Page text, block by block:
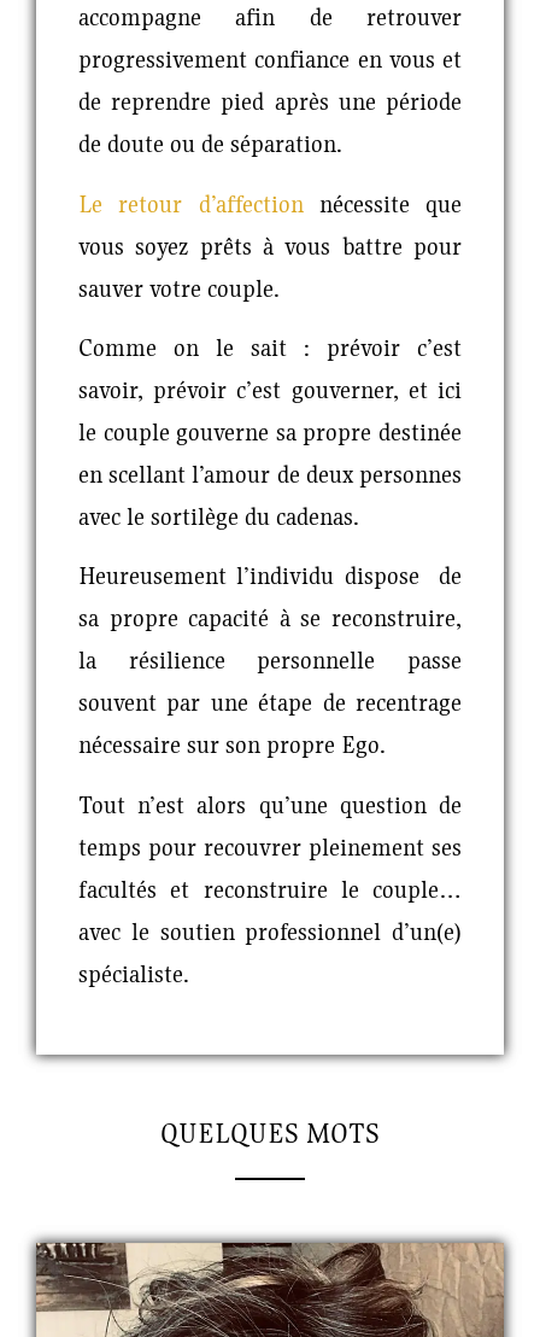
accompagne afin de retrouver
progressivement confiance en vous et
de reprendre pied après une période
de doute ou de séparation.
Le retour d’affectionnécessite que
vous soyez prêts à vous battre pour
sauver votre couple.
Comme on le sait : prévoir c’est
savoir, prévoir c’est gouverner, et ici
le couple gouverne sa propre destinée
en scellant l’amour de deux personnes
avec le sortilège du cadenas.
Heureusement l’individu dispose de
sa propre capacité à se reconstruire,
la résilience personnelle passe
souvent par une étape de recentrage
nécessaire sur son propre Ego.
Tout n’est alors qu’une question de
temps pour recouvrer pleinement ses
facultés et reconstruire le couple…
avec le soutien professionnel d’un(e)
spécialiste.
QUELQUES MOTS